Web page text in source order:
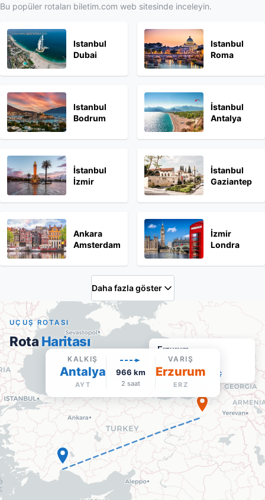
Bu popüler rotaları biletim.com web sitesinde inceleyin.
Istanbul
Dubai
Istanbul
Roma
Istanbul
Bodrum
İstanbul
Antalya
İstanbul
İzmir
İstanbul
Gaziantep
Ankara
Amsterdam
İzmir
Londra
Daha fazla göster
Erzurum
ERZ·Varış
Google Maps'te aç
UÇUŞ ROTASI
Rota Haritası
KALKIŞ
Antalya
AYT
966 km
2 saat
VARIŞ
Erzurum
ERZ